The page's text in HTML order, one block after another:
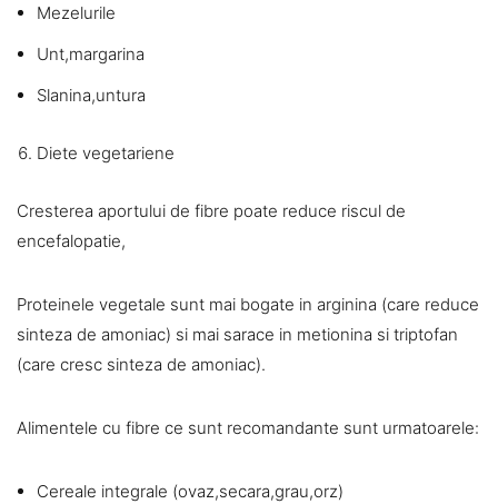
Mezelurile
Unt,margarina
Slanina,untura
Diete vegetariene
Cresterea aportului de fibre poate reduce riscul de
encefalopatie,
Proteinele vegetale sunt mai bogate in arginina (care reduce
sinteza de amoniac) si mai sarace in metionina si triptofan
(care cresc sinteza de amoniac).
Alimentele cu fibre ce sunt recomandante sunt urmatoarele:
Cereale integrale (ovaz,secara,grau,orz)